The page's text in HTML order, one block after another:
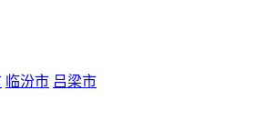
临汾市 吕梁市